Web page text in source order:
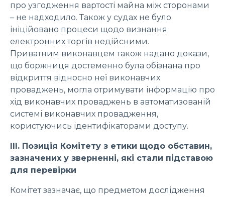
про узгодження вартості майна між сторонами
– не надходило. Також у судах не було
ініційовано процеси щодо визнання
електронних торгів недійсними.
Приватним виконавцем також надано докази,
що боржниця достеменно була обізнана про
відкриття відносно неї виконавчих
проваджень, могла отримувати інформацію про
хід виконавчих проваджень в автоматизованій
системі виконавчих провадження,
користуючись ідентифікаторами доступу.
ІІІ. Позиція Комітету з етики щодо обставин,
зазначених у зверненні, які стали підставою
для перевірки
Комітет зазначає, що предметом дослідження